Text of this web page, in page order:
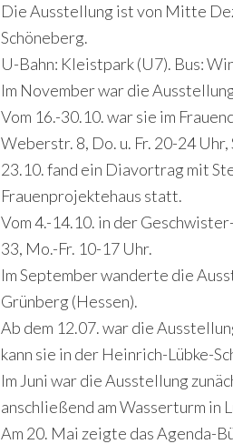
Die Ausstellung ist von Mitte
Schöneberg.
U-Bahn: Kleistpark (U7). Bus:
Im November war die
Vom 16.-30.10. war sie im
Weberstr. 8, Do. u. Fr. 20-24
23.10. fand ein Diavortrag mit
Frauenprojektehaus statt.
Vom 4.-14.10. in der
33, Mo.-Fr. 10-17 Uhr.
Im September wanderte die
Grünberg (Hessen).
Ab dem 12.07. war die
kann sie in der Heinrich-Lübke-
Im Juni war die Ausstellung
anschließend am Wasserturm in
Am 20. Mai zeigte das Agenda-